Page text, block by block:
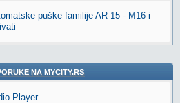
puške familije AR-15 - M16 i
NA MYCITY.RS
Player